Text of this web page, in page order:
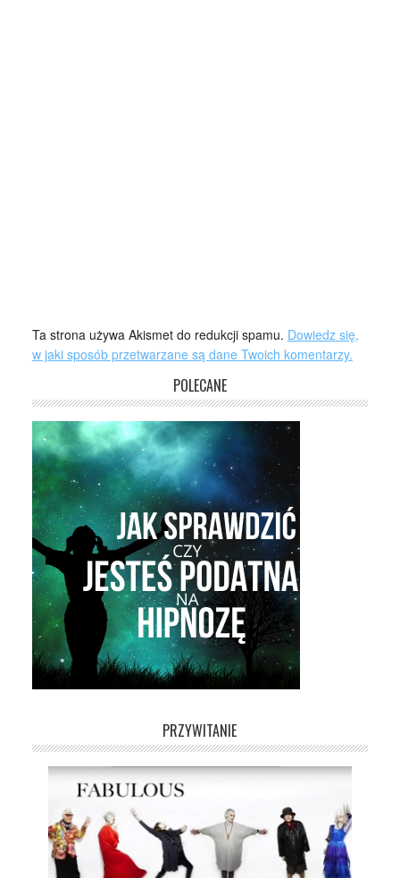
Ta strona używa Akismet do redukcji spamu. Dowiedz się,
w jaki sposób przetwarzane są dane Twoich komentarzy.
POLECANE
PRZYWITANIE